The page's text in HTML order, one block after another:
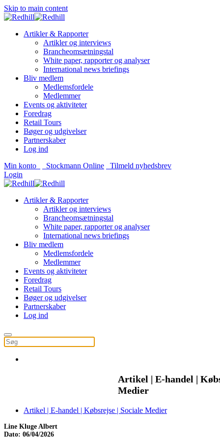
Skip to main content
Artikler & Rapporter
Artikler og interviews
Brancheomsætningstal
White paper, rapporter og analyser
International news briefings
Bliv medlem
Medlemsfordele
Medlemmer
Events og aktiviteter
Foredrag
Retail Tours
Bøger og udgivelser
Partnerskaber
Log ind
Min konto
Stockmann Online
Tilmeld nyhedsbrev
Login
Artikler & Rapporter
Artikler og interviews
Brancheomsætningstal
White paper, rapporter og analyser
International news briefings
Bliv medlem
Medlemsfordele
Medlemmer
Events og aktiviteter
Foredrag
Retail Tours
Bøger og udgivelser
Partnerskaber
Log ind
Artikel | E-handel |
Medier
Artikel | E-handel | Købsrejse | Sociale Medier
Line Kluge Albert
Dato: 06/04/2026